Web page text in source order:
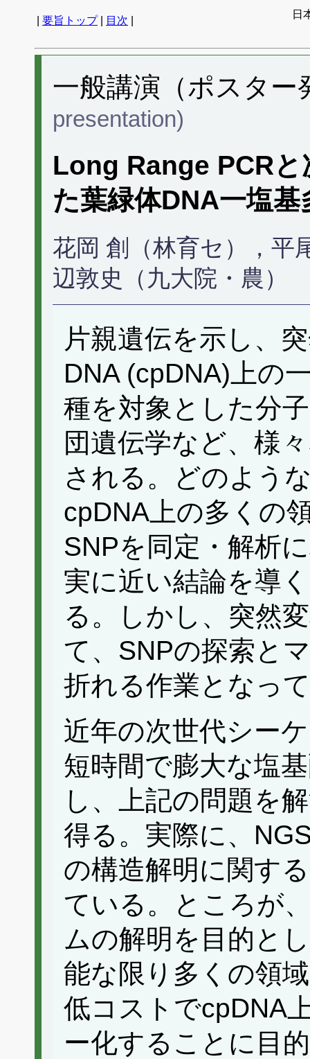
要旨トップ| 目次
日
一般講演（ポスタ
presentation)
Long Range PCRと
た葉緑体DNA一塩
花岡 創（林育セ），平
辺敦史（九大院・農）
片親遺伝を示し、
DNA (cpDNA)上の
種を対象とした分
団遺伝学など、様
される。どのよう
cpDNA上の多くの
SNPを同定・解析
実に近い結論を導
る。しかし、突然
て、SNPの探索と
折れる作業となっ
近年の次世代シー
短時間で膨大な塩
し、上記の問題を
得る。実際に、
の構造解明に関す
ている。ところが
ムの解明を目的と
能な限り多くの領
低コストでcpDNA
ー化することに目